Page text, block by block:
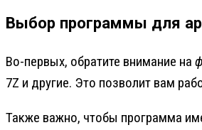
Выбор программы для
Во-первых, обратите внимание на
7Z и другие. Это позволит вам
Также важно, чтобы программа